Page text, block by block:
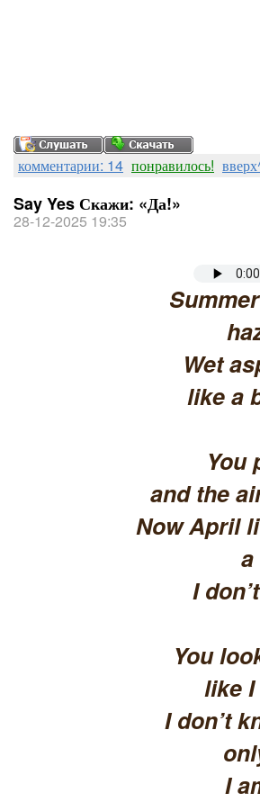
комментарии: 14 понравилось!
Say Yes Скажи: «Да!»
28-12-2025 19:35
Wet
like a
You
and the
Now April
I
You
like I
I don’t
I